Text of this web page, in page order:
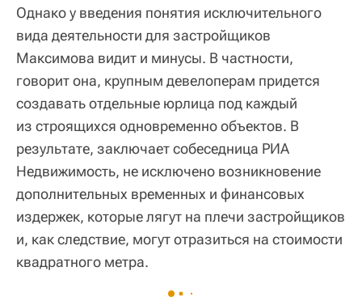
Однако у введения понятия исключительного
вида деятельности для застройщиков
Максимова видит и минусы. В частности,
говорит она, крупным девелоперам придется
создавать отдельные юрлица под каждый
из строящихся одновременно объектов. В
результате, заключает собеседница РИА
Недвижимость, не исключено возникновение
дополнительных временных и финансовых
издержек, которые лягут на плечи застройщиков
и, как следствие, могут отразиться на стоимости
квадратного метра.